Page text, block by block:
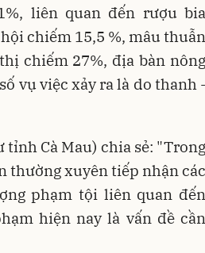
liên quan đến rượu bia
chiếm 15,5 %, mâu thuẫn
chiếm 27%, địa bàn nông
vụ việc xảy ra là do thanh -
tỉnh Cà Mau) chia sẻ: "Trong
thường xuyên tiếp nhận các
phạm tội liên quan đến
hiện nay là vấn đề cần